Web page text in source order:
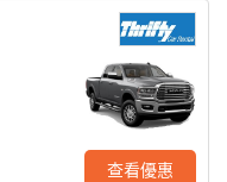
查看優惠